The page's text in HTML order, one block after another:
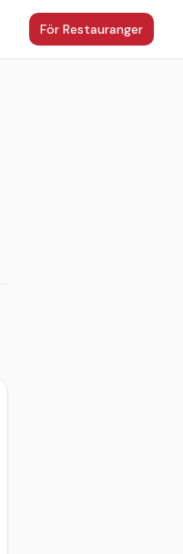
För Restauranger